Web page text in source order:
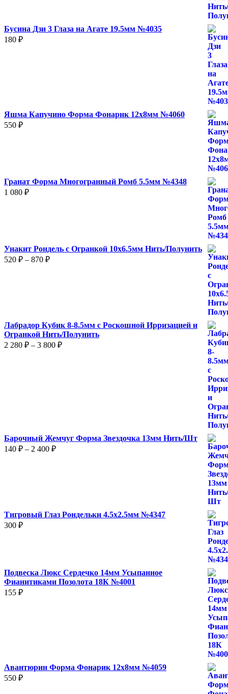
Бусина Дзи 3 Глаза на Агате 19.5мм №4035
180 ₽
Яшма Капучино Форма Фонарик 12x8мм №4060
550 ₽
Гранат Форма Многогранный Ромб 5.5мм №4348
1 080 ₽
Унакит Рондель с Огранкой 10х6.5мм Нить/Полунить
520 ₽ – 870 ₽Диапазон
Лабрадор Кубик 8-8.5мм с Роскошной Ирризацией и
Огранкой Нить/Полунить
2 280 ₽ – 3 800 ₽Диапазон
Барочный Жемчуг Форма Звездочка 13мм Нить/Шт
140 ₽ – 2 400 ₽Диапазон
Тигровый Глаз Рондельки 4.5х2.5мм №4347
300 ₽
Подвеска Люкс Сердечко 14мм Усыпанное
Фианитиками Позолота 18К №4001
155 ₽
Авантюрин Форма Фонарик 12x8мм №4059
550 ₽